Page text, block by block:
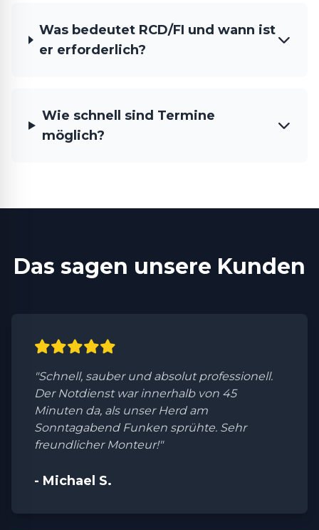
Was bedeutet RCD/FI und wann ist
er erforderlich?
Wie schnell sind Termine
möglich?
Das sagen unsere Kunden
"Schnell, sauber und absolut professionell.
Der Notdienst war innerhalb von 45
Minuten da, als unser Herd am
Sonntagabend Funken sprühte. Sehr
freundlicher Monteur!"
- Michael S.